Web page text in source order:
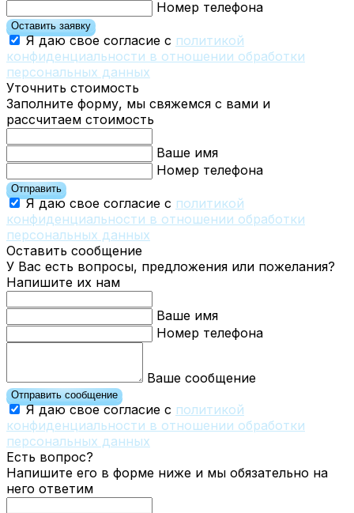
Номер телефона
Оставить заявку
Я даю свое согласие с политикой
конфиденциальности в отношении обработки
персональных данных
Уточнить стоимость
Заполните форму, мы свяжемся с вами и
рассчитаем стоимость
Ваше имя
Номер телефона
Отправить
Я даю свое согласие с политикой
конфиденциальности в отношении обработки
персональных данных
Оставить сообщение
У Вас есть вопросы, предложения или пожелания?
Напишите их нам
Ваше имя
Номер телефона
Ваше сообщение
Отправить сообщение
Я даю свое согласие с политикой
конфиденциальности в отношении обработки
персональных данных
Есть вопрос?
Напишите его в форме ниже и мы обязательно на
него ответим